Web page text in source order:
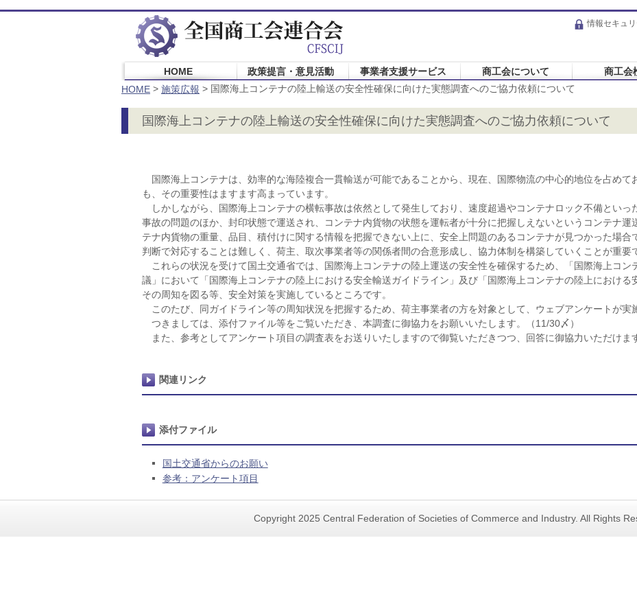
情報セキュ
HOME 政策提言・意見活動 事業者支援サービス 商工会について 商工会
HOME > 施策広報 > 国際海上コンテナの陸上輸送の安全性確保に向けた実態調査へのご協力依頼について
国際海上コンテナの陸上輸送の安全性確保に向けた実態調査へのご協力依頼について
国際海上コンテナは、効率的な海陸複合一貫輸送が可能であることから、現在、国際物流の中心的地位を占めて
も、その重要性はますます高まっています。
しかしながら、国際海上コンテナの横転事故は依然として発生しており、速度超過やコンテナロック不備といっ
事故の問題のほか、封印状態で運送され、コンテナ内貨物の状態を運転者が十分に把握しえないというコンテナ運
テナ内貨物の重量、品目、積付けに関する情報を把握できない上に、安全上問題のあるコンテナが見つかった場合
判断で対応することは難しく、荷主、取次事業者等の関係者間の合意形成し、協力体制を構築していくことが重要
これらの状況を受けて国土交通省では、国際海上コンテナの陸上運送の安全性を確保するため、「国際海上コン
議」において「国際海上コンテナの陸上における安全輸送ガイドライン」及び「国際海上コンテナの陸上における
その周知を図る等、安全対策を実施しているところです。
このたび、同ガイドライン等の周知状況を把握するため、荷主事業者の方を対象として、ウェブアンケートが実
つきましては、添付ファイル等をご覧いただき、本調査に御協力をお願いいたします。（11/30〆）
また、参考としてアンケート項目の調査表をお送りいたしますので御覧いただきつつ、回答に御協力いただけま
関連リンク
添付ファイル
国土交通省からのお願い
参考：アンケート項目
Copyright 2025 Central Federation of Societies of Commerce and Industry. All Rights